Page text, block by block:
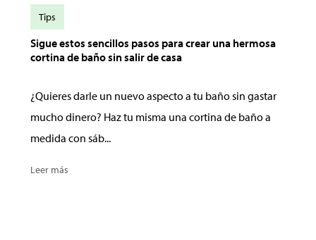
Sigue estos sencillos pasos para crear una hermosa
cortina de baño sin salir de casa
¿Quieres darle un nuevo aspecto a tu baño sin gastar
mucho dinero? Haz tu misma una cortina de baño a
medida con sáb...
Leer más
Tips